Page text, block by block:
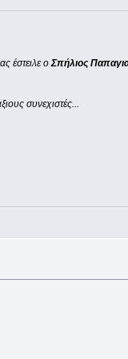
έστειλε οΣπήλιος
συνεχιστές...